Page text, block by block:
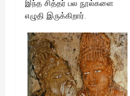
இந்த சித்தர் பல நூல்களை
எழுதி இருக்கிறார்.